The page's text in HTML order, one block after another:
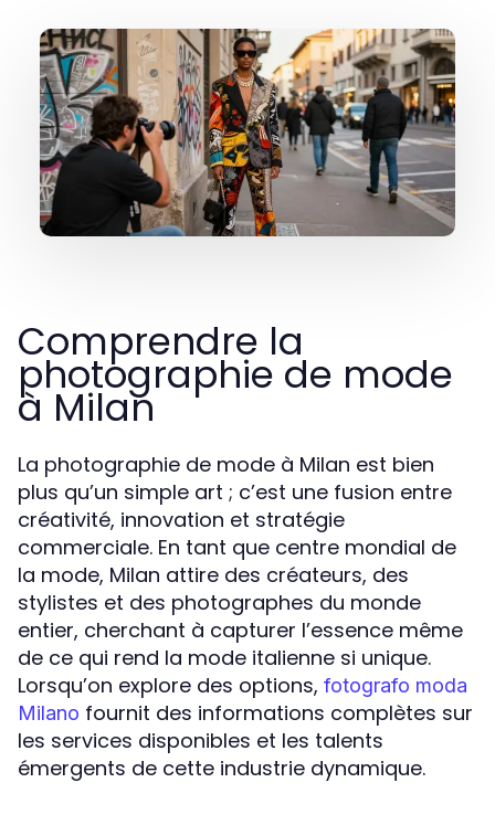
Comprendre la
photographie de mode
à Milan
La photographie de mode à Milan est bien
plus qu’un simple art ; c’est une fusion entre
créativité, innovation et stratégie
commerciale. En tant que centre mondial de
la mode, Milan attire des créateurs, des
stylistes et des photographes du monde
entier, cherchant à capturer l’essence même
de ce qui rend la mode italienne si unique.
Lorsqu’on explore des options, fotografo moda
Milano fournit des informations complètes sur
les services disponibles et les talents
émergents de cette industrie dynamique.